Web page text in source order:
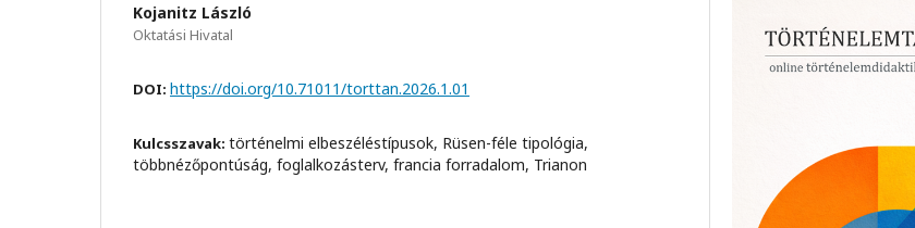
Kojanitz László
Oktatási Hivatal
DOI: https://doi.org/10.71011/torttan.2026.1.01
Kulcsszavak: történelmi elbeszéléstípusok, Rüsen-féle tipológia,
többnézőpontúság, foglalkozásterv, francia forradalom, Trianon